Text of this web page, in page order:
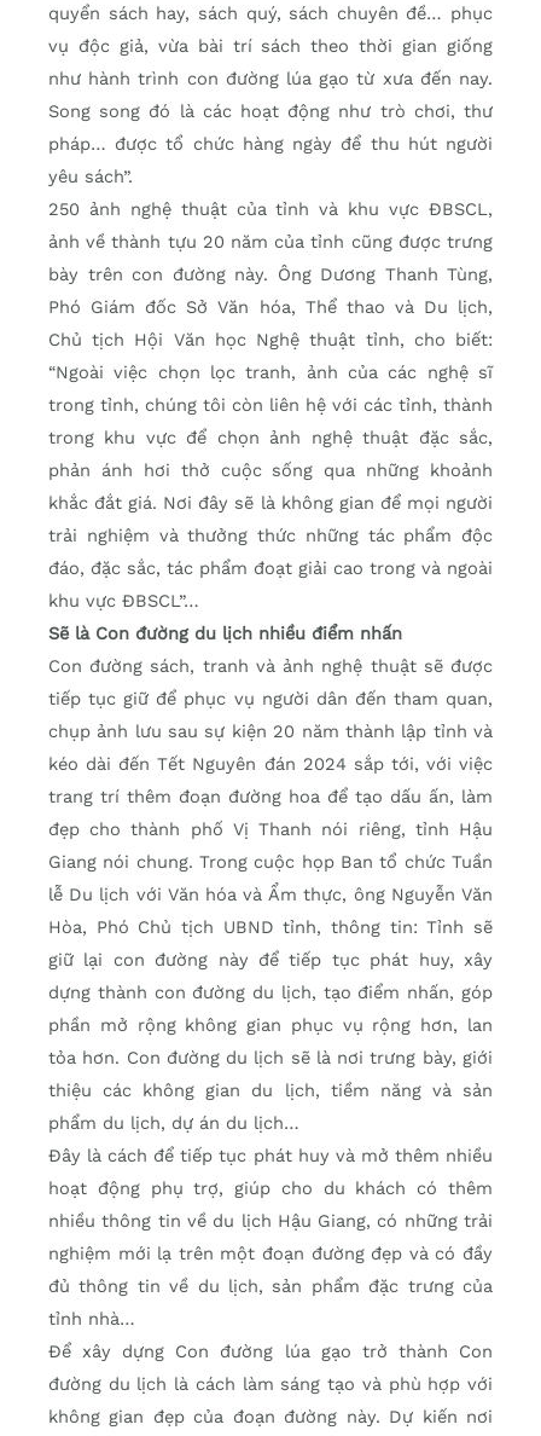
quyển sách hay, sách quý, sách chuyên đề… phục
vụ độc giả, vừa bài trí sách theo thời gian giống
như hành trình con đường lúa gạo từ xưa đến nay.
Song song đó là các hoạt động như trò chơi, thư
pháp… được tổ chức hàng ngày để thu hút người
yêu sách”.
250 ảnh nghệ thuật của tỉnh và khu vực ĐBSCL,
ảnh về thành tựu 20 năm của tỉnh cũng được trưng
bày trên con đường này. Ông Dương Thanh Tùng,
Phó Giám đốc Sở Văn hóa, Thể thao và Du lịch,
Chủ tịch Hội Văn học Nghệ thuật tỉnh, cho biết:
“Ngoài việc chọn lọc tranh, ảnh của các nghệ sĩ
trong tỉnh, chúng tôi còn liên hệ với các tỉnh, thành
trong khu vực để chọn ảnh nghệ thuật đặc sắc,
phản ánh hơi thở cuộc sống qua những khoảnh
khắc đắt giá. Nơi đây sẽ là không gian để mọi người
trải nghiệm và thưởng thức những tác phẩm độc
đáo, đặc sắc, tác phẩm đoạt giải cao trong và ngoài
khu vực ĐBSCL”…
Sẽ là Con đường du lịch nhiều điểm nhấn
Con đường sách, tranh và ảnh nghệ thuật sẽ được
tiếp tục giữ để phục vụ người dân đến tham quan,
chụp ảnh lưu sau sự kiện 20 năm thành lập tỉnh và
kéo dài đến Tết Nguyên đán 2024 sắp tới, với việc
trang trí thêm đoạn đường hoa để tạo dấu ấn, làm
đẹp cho thành phố Vị Thanh nói riêng, tỉnh Hậu
Giang nói chung. Trong cuộc họp Ban tổ chức Tuần
lễ Du lịch với Văn hóa và Ẩm thực, ông Nguyễn Văn
Hòa, Phó Chủ tịch UBND tỉnh, thông tin: Tỉnh sẽ
giữ lại con đường này để tiếp tục phát huy, xây
dựng thành con đường du lịch, tạo điểm nhấn, góp
phần mở rộng không gian phục vụ rộng hơn, lan
tỏa hơn. Con đường du lịch sẽ là nơi trưng bày, giới
thiệu các không gian du lịch, tiềm năng và sản
phẩm du lịch, dự án du lịch…
Đây là cách để tiếp tục phát huy và mở thêm nhiều
hoạt động phụ trợ, giúp cho du khách có thêm
nhiều thông tin về du lịch Hậu Giang, có những trải
nghiệm mới lạ trên một đoạn đường đẹp và có đầy
đủ thông tin về du lịch, sản phẩm đặc trưng của
tỉnh nhà…
Để xây dựng Con đường lúa gạo trở thành Con
đường du lịch là cách làm sáng tạo và phù hợp với
không gian đẹp của đoạn đường này. Dự kiến nơi